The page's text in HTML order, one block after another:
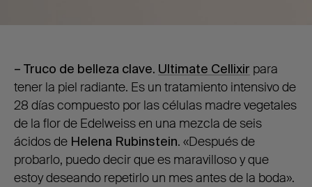
– Truco de belleza clave. Ultimate Cellixir para
tener la piel radiante. Es un tratamiento intensivo de
28 días compuesto por las células madre vegetales
de la flor de Edelweiss en una mezcla de seis
ácidos de Helena Rubinstein. «Después de
probarlo, puedo decir que es maravilloso y que
estoy deseando repetirlo un mes antes de la boda».